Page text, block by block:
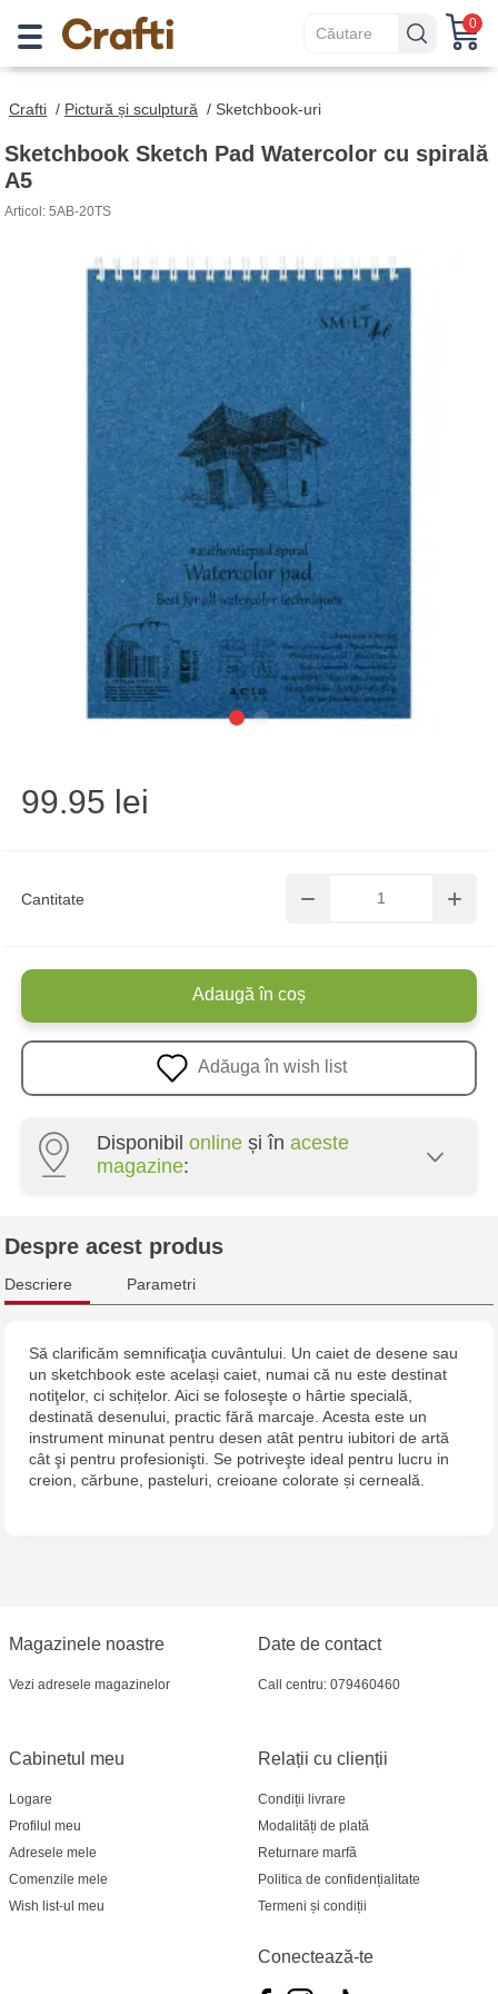
0
Crafti / Pictură și sculptură / Sketchbook-uri
Sketchbook Sketch Pad Watercolor cu spirală
А5
Articol: 5AB-20TS
Cantitate
99.95 lei
Adaugă în coș
Adăuga în wish list
Disponibil online și în aceste
magazine:
Crafti Botanica - bd. Decebal, 139
Crafti Buiucani - str. Alba Iulia, 77/18
Crafti Ciocana - str. Alecu Russo, 61/6
Crafti Riscani - bd. Moscova, 2
Multistore Centru - bd. Cantemir, 6
Crafti Comrat - str Pobeda,48
Crafti Centru - bd. Ștefan cel Mare și Sfânt,
Crafti Ciocana - bd. Mircea cel Bătrân,17/3
Crafti Buiucani - str. Ion Creangă, 68/1
Crafti Căușeni- str. Mihai Eminescu, 6
Despre acest produs
Descriere Parametri
Să clarificăm semnificaţia cuvântului. Un caiet de desene sau
un sketchbook este același caiet, numai că nu este destinat
notiţelor, ci schițelor. Aici se foloseşte o hârtie specială,
destinată desenului, practic fără marcaje. Acesta este un
instrument minunat pentru desen atât pentru iubitori de artă
cât şi pentru profesionişti. Se potriveşte ideal pentru lucru in
creion, cărbune, pasteluri, creioane colorate și cerneală.
Magazinele noastre
Vezi adresele magazinelor
Relații cu clienții
Condiții livrare
Modalități de plată
Returnare marfă
Politica de confidențialitate
Termeni și condiții
Cabinetul meu
Logare
Profilul meu
Adresele mele
Comenzile mele
Wish list-ul meu
Date de contact
Call centru: 079460460
Conectează-te